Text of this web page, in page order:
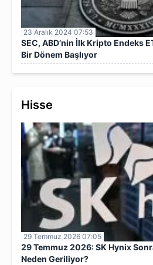
23 Aralık 2024 07:53
SEC, ABD’nin İlk Kripto Endeks
Bir Dönem Başlıyor
Hisse
29 Temmuz 2026 07:05
29 Temmuz 2026: SK Hynix
Neden Geriliyor?